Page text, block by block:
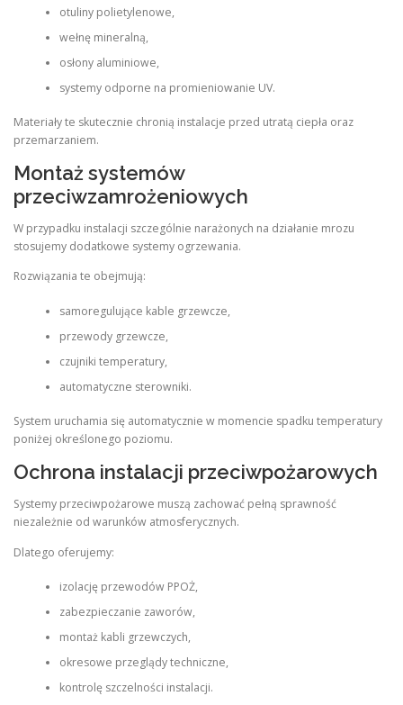
otuliny polietylenowe,
wełnę mineralną,
osłony aluminiowe,
systemy odporne na promieniowanie UV.
Materiały te skutecznie chronią instalacje przed utratą ciepła oraz
przemarzaniem.
Montaż systemów
przeciwzamrożeniowych
W przypadku instalacji szczególnie narażonych na działanie mrozu
stosujemy dodatkowe systemy ogrzewania.
Rozwiązania te obejmują:
samoregulujące kable grzewcze,
przewody grzewcze,
czujniki temperatury,
automatyczne sterowniki.
System uruchamia się automatycznie w momencie spadku temperatury
poniżej określonego poziomu.
Ochrona instalacji przeciwpożarowych
Systemy przeciwpożarowe muszą zachować pełną sprawność
niezależnie od warunków atmosferycznych.
Dlatego oferujemy:
izolację przewodów PPOŻ,
zabezpieczanie zaworów,
montaż kabli grzewczych,
okresowe przeglądy techniczne,
kontrolę szczelności instalacji.